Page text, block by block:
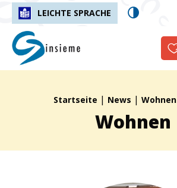
LEICHTE SPRACHE
insieme.ch
Fil d'Ariane :Startseite | News | Wohnen
Wohnen